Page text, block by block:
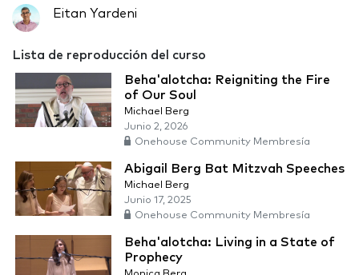
Eitan Yardeni
Lista de reproducción del curso
Beha'alotcha: Reigniting the Fire
of Our Soul
Michael Berg
Junio 2, 2026
Onehouse Community Membresía
Abigail Berg Bat Mitzvah Speeches
Michael Berg
Junio 17, 2025
Onehouse Community Membresía
Beha'alotcha: Living in a State of
Prophecy